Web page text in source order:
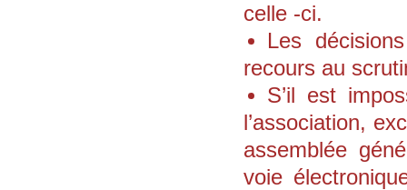
celle -ci.
Les
recours au
S’il est
l’association,
assemblée
voie